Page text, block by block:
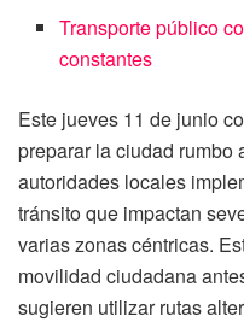
Transporte público
constantes
Este jueves 11 de junio
preparar la ciudad rumbo
autoridades locales
tránsito que impactan
varias zonas céntricas.
movilidad ciudadana
sugieren utilizar rutas